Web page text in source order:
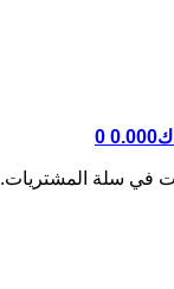
0.000
0
في سلة المشتريات.